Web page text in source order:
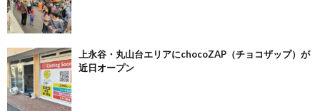
上永谷・丸山台エリアにchocoZAP（チョコザップ）が
近日オープン